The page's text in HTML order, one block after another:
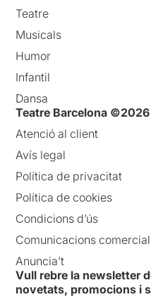
Teatre
Musicals
Humor
Infantil
Dansa
Teatre Barcelona ©2026
Atenció al client
Avís legal
Política de privacitat
Política de cookies
Condicions d’ús
Comunicacions
Anuncia’t
Vull rebre la newsletter
novetats, promocions i